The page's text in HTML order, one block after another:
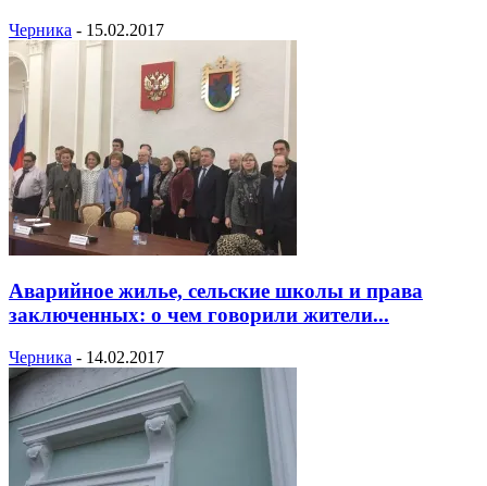
Черника - 15.02.2017
Аварийное жилье, сельские школы и права
заключенных: о чем говорили жители...
Черника - 14.02.2017